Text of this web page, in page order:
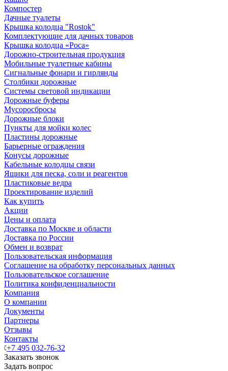
Компостер
Дачные туалеты
Крышка колодца "Rostok"
Комплектующие для дачных товаров
Крышка колодца «Роса»
Дорожно-строительная продукция
Мобильные туалетные кабины
Сигнальные фонари и гирлянды
Столбики дорожные
Системы световой индикации
Дорожные буферы
Мусоросбросы
Дорожные блоки
Пункты для мойки колес
Пластины дорожные
Барьерные ограждения
Конусы дорожные
Кабельные колодцы связи
Ящики для песка, соли и реагентов
Пластиковые ведра
Проектирование изделий
Как купить
Акции
Цены и оплата
Доставка по Москве и области
Доставка по России
Обмен и возврат
Пользовательская информация
Соглашение на обработку персональных данных
Пользовательское соглашение
Политика конфиденциальности
Компания
О компании
Документы
Партнеры
Отзывы
Контакты
+7 495 032-76-32
Заказать звонок
Задать вопрос